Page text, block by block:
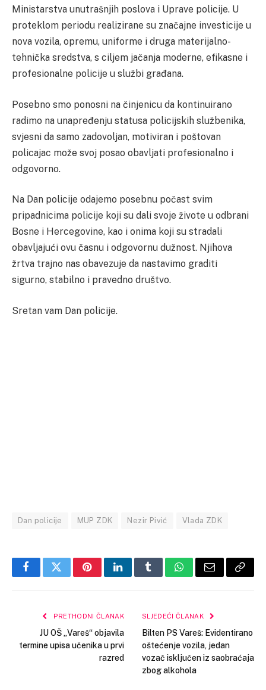
Ministarstva unutrašnjih poslova i Uprave policije. U
proteklom periodu realizirane su značajne investicije u
nova vozila, opremu, uniforme i druga materijalno-
tehnička sredstva, s ciljem jačanja moderne, efikasne i
profesionalne policije u službi građana.
Posebno smo ponosni na činjenicu da kontinuirano
radimo na unapređenju statusa policijskih službenika,
svjesni da samo zadovoljan, motiviran i poštovan
policajac može svoj posao obavljati profesionalno i
odgovorno.
Na Dan policije odajemo posebnu počast svim
pripadnicima policije koji su dali svoje živote u odbrani
Bosne i Hercegovine, kao i onima koji su stradali
obavljajući ovu časnu i odgovornu dužnost. Njihova
žrtva trajno nas obavezuje da nastavimo graditi
sigurno, stabilno i pravedno društvo.
Sretan vam Dan policije.
Dan policije MUP ZDK Nezir Pivić Vlada ZDK
FacebookTwitterPinterestLinkedInTumblrWhatsApp
Email Copy
PRETHODNI ČLANAK
JU OŠ „Vareš“ objavila
termine upisa učenika u prvi
razred
SLJEDEĆI ČLANAK
Bilten PS Vareš: Evidentirano
oštećenje vozila, jedan
vozač isključen iz saobraćaja
zbog alkohola